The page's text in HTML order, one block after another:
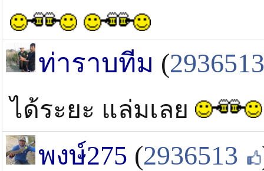
ท่าราบทีม (2936513
ได้ระยะ แล่มเลย
พงษ์275 (2936513